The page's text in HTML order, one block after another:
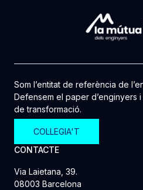
Som l’entitat de referència de
Defensem el paper d’enginyers
de transformació.
COL·LEGIA'T
CONTACTE
Via Laietana, 39.
08003 Barcelona